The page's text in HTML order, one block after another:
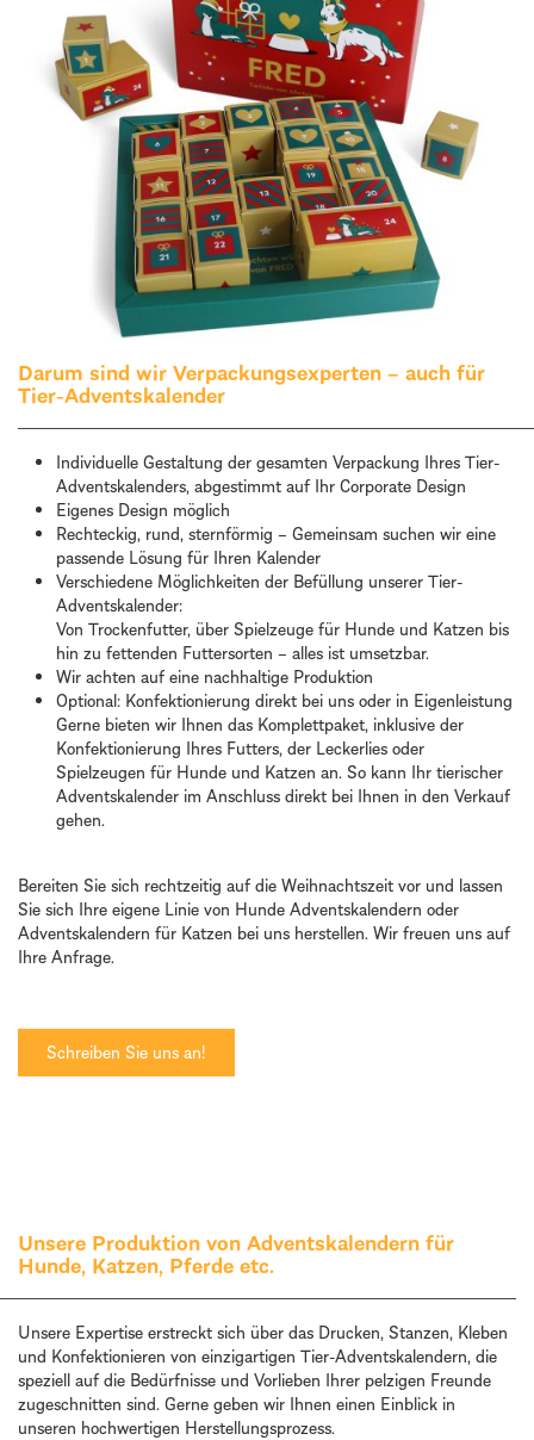
Darum sind wir Verpackungsexperten – auch für
Tier-Adventskalender
Individuelle Gestaltung der gesamten Verpackung Ihres Tier-
Adventskalenders, abgestimmt auf Ihr Corporate Design
Eigenes Design möglich
Rechteckig, rund, sternförmig – Gemeinsam suchen wir eine
passende Lösung für Ihren Kalender
Verschiedene Möglichkeiten der Befüllung unserer Tier-
Adventskalender:
Von Trockenfutter, über Spielzeuge für Hunde und Katzen bis
hin zu fettenden Futtersorten – alles ist umsetzbar.
Wir achten auf eine nachhaltige Produktion
Optional: Konfektionierung direkt bei uns oder in Eigenleistung
Gerne bieten wir Ihnen das Komplettpaket, inklusive der
Konfektionierung Ihres Futters, der Leckerlies oder
Spielzeugen für Hunde und Katzen an. So kann Ihr tierischer
Adventskalender im Anschluss direkt bei Ihnen in den Verkauf
gehen.
Bereiten Sie sich rechtzeitig auf die Weihnachtszeit vor und lassen
Sie sich Ihre eigene Linie von Hunde Adventskalendern oder
Adventskalendern für Katzen bei uns herstellen. Wir freuen uns auf
Ihre Anfrage.
Schreiben Sie uns an!
Unsere Produktion von Adventskalendern für
Hunde, Katzen, Pferde etc.
Unsere Expertise erstreckt sich über das Drucken, Stanzen, Kleben
und Konfektionieren von einzigartigen Tier-Adventskalendern, die
speziell auf die Bedürfnisse und Vorlieben Ihrer pelzigen Freunde
zugeschnitten sind. Gerne geben wir Ihnen einen Einblick in
unseren hochwertigen Herstellungsprozess.